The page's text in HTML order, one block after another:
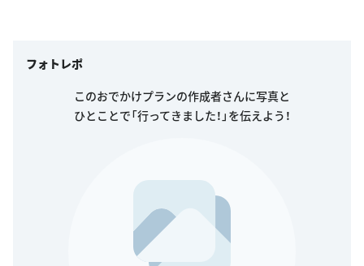
フォトレポ
このおでかけプランの作成者さんに写真と
ひとことで「行ってきました！」を伝えよう！